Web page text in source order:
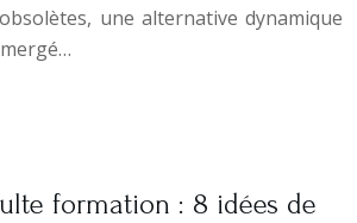
une alternative dynamique
formation : 8 idées de